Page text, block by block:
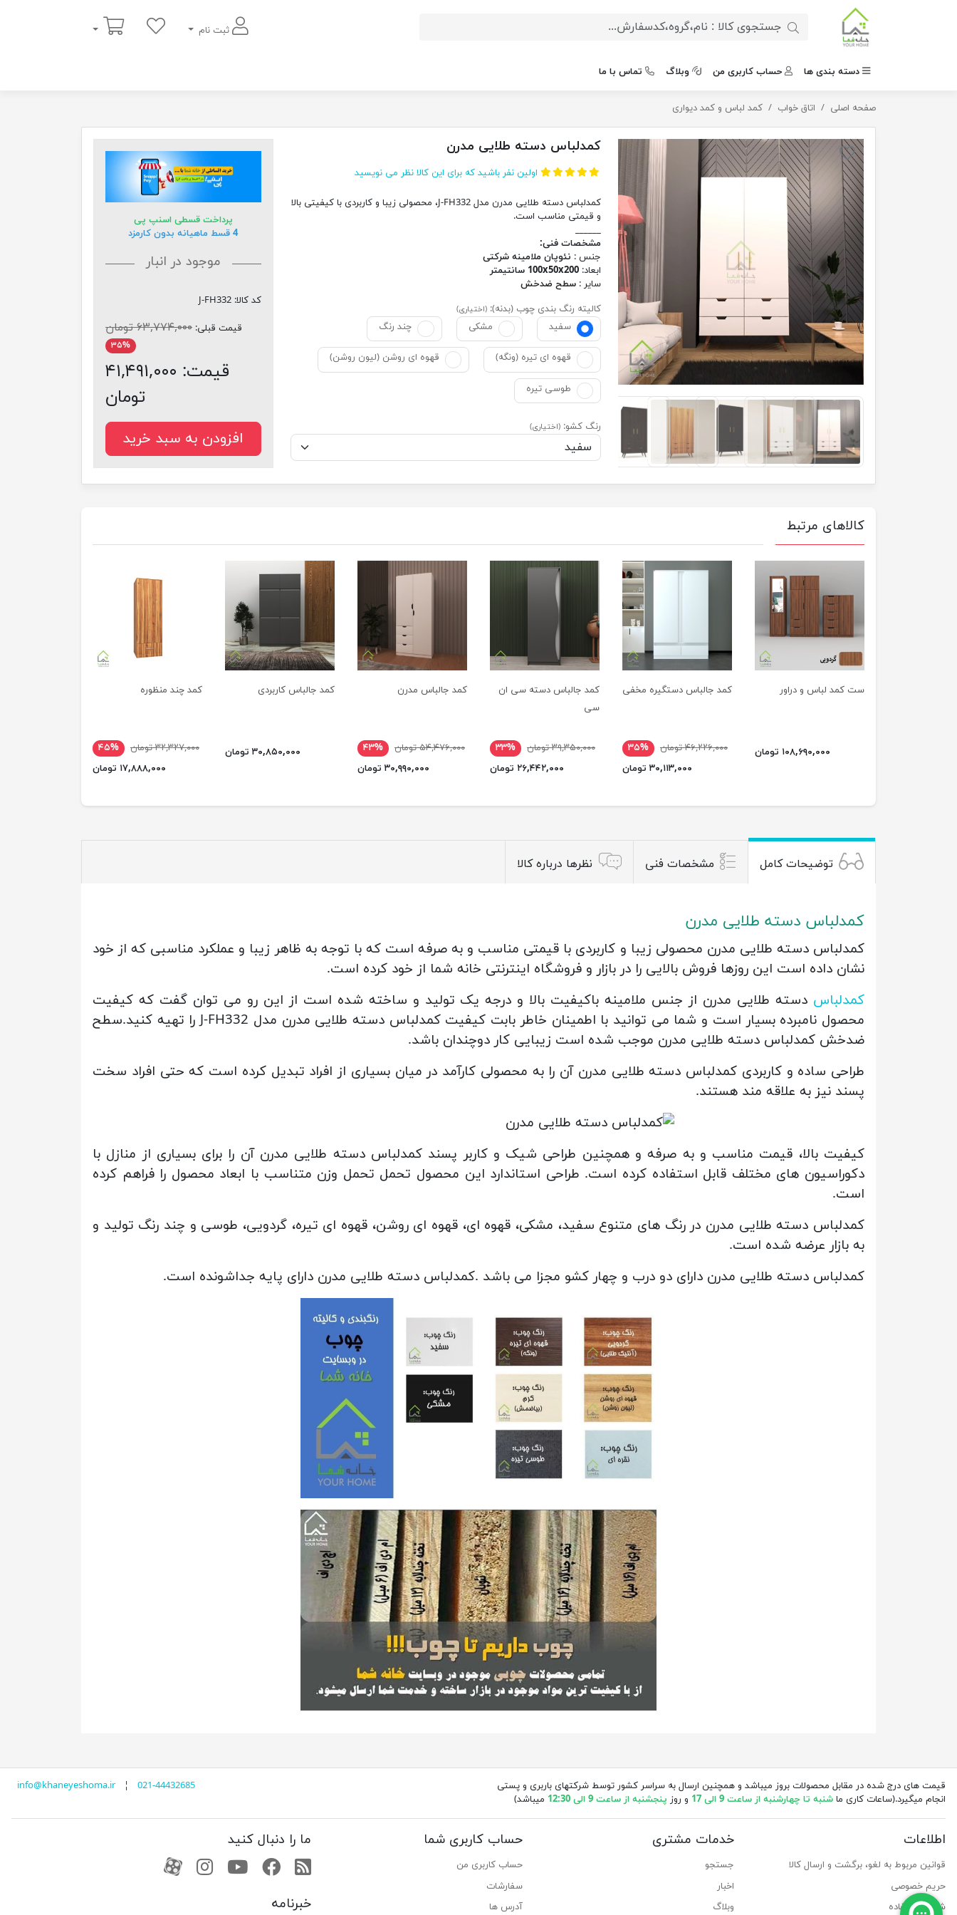
ثبت نام
سبد خرید
دسته بندی ها حساب کاربری من وبلاگ تماس با ما
صفحه اصلی اتاق خواب کمد لباس و کمد دیواریکمدلباس دسته طلایی مدرن
کمدلباس دسته طلایی مدرن
اولین نفر باشید که برای این کالا نظر می نویسید
کمدلباس دسته طلایی مدرن مدل J-FH332، محصولی زیبا و کاربردی با کیفیتی بالا
و قیمتی مناسب است.
______
مشخصات فنی:
جنس : نئوپان ملامینه شرکتی
ابعاد: 100x50x200 سانتیمتر
سایر : سطح ضدخش
کالیته رنگ بندی چوب (بدنه): (اختیاری)
سفید مشکی چند رنگ
قهوه ای تیره (ونگه) قهوه ای روشن (لیون روشن)
طوسی تیره
رنگ کشو: (اختیاری)
پرداخت قسطی اسنپ پی
4 قسط ماهیانه بدون کارمزد
موجود در انبار
کد کالا: J-FH332
قیمت قبلی: ۶۳,۷۷۴,۰۰۰ تومان
۳۵%
قیمت: ۴۱,۴۹۱,۰۰۰
تومان
افزودن به سبد خرید
کالاهای مرتبط
ست کمد لباس و دراور
۱۰۸,۶۹۰,۰۰۰ تومان
کمد جالباس دستگیره مخفی
۴۶,۲۲۶,۰۰۰ تومان
۳۵%
۳۰,۱۱۳,۰۰۰ تومان
کمد جالباس دسته سی ان
سی
۳۹,۳۵۰,۰۰۰ تومان
۳۳%
۲۶,۴۴۲,۰۰۰ تومان
کمد جالباس مدرن
۵۴,۴۷۶,۰۰۰ تومان
۴۳%
۳۰,۹۹۰,۰۰۰ تومان
کمد جالباس کاربردی
۳۰,۸۵۰,۰۰۰ تومان
کمد چند منظوره
۳۲,۳۲۷,۰۰۰ تومان
۴۵%
۱۷,۸۸۸,۰۰۰ تومان
توضیحات کامل مشخصات فنی نظرها درباره کالا
کمدلباس دسته طلایی مدرن
کمدلباس دسته طلایی مدرن محصولی زیبا و کاربردی با قیمتی مناسب و به صرفه است که با توجه به ظاهر زیبا و عملکرد مناسبی که از خود
نشان داده است این روزها فروش بالایی را در بازار و فروشگاه اینترنتی خانه شما از خود کرده است.
کمدلباس دسته طلایی مدرن از جنس ملامینه باکیفیت بالا و درجه یک تولید و ساخته شده است از این رو می توان گفت که کیفیت
محصول نامبرده بسیار است و شما می توانید با اطمینان خاطر بابت کیفیت کمدلباس دسته طلایی مدرن مدل J-FH332 را تهیه کنید.سطح
ضدخش کمدلباس دسته طلایی مدرن موجب شده است زیبایی کار دوچندان باشد.
طراحی ساده و کاربردی کمدلباس دسته طلایی مدرن آن را به محصولی کارآمد در میان بسیاری از افراد تبدیل کرده است که حتی افراد سخت
پسند نیز به علاقه مند هستند.
کیفیت بالا، قیمت مناسب و به صرفه و همچنین طراحی شیک و کاربر پسند کمدلباس دسته طلایی مدرن آن را برای بسیاری از منازل با
دکوراسیون های مختلف قابل استفاده کرده است. طراحی استاندارد این محصول تحمل تحمل وزن متناسب با ابعاد محصول را فراهم کرده
است.
کمدلباس دسته طلایی مدرن در رنگ های متنوع سفید، مشکی، قهوه ای، قهوه ای روشن، قهوه ای تیره، گردویی، طوسی و چند رنگ تولید و
به بازار عرضه شده است.
کمدلباس دسته طلایی مدرن دارای دو درب و چهار کشو مجزا می باشد .کمدلباس دسته طلایی مدرن دارای پایه جداشونده است.
قیمت های درج شده در مقابل محصولات بروز میباشد و همچنین ارسال به سراسر کشور توسط شرکتهای باربری و پستی
انجام میگیرد.(ساعات کاری ما شنبه تا چهارشنبه از ساعت 9 الی 17 و روز پنجشنبه از ساعت 9 الی 12:30 میباشد)
info@khaneyeshoma.ir¦ 021-44432685
اطلاعات
قوانین مربوط به لغو، برگشت و ارسال کالا
حریم خصوصی
شرایط استفاده
خدمات مشتری
جستجو
اخبار
وبلاگ
حساب کاربری شما
حساب کاربری من
سفارشات
آدرس ها
ما را دنبال کنید
RSS فیسبوکیوتیوبکانال آپارات
کانال آپارات
خبرنامه